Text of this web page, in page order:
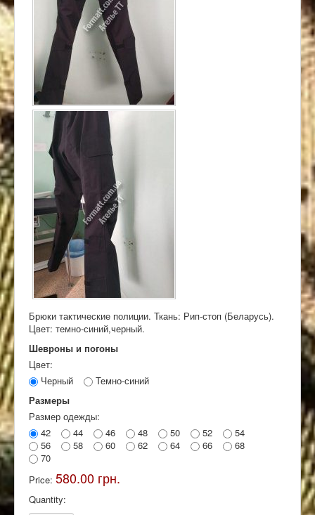
Брюки тактические полиции. Ткань: Рип-стоп (Беларусь).
Цвет: темно-синий,черный.
Шевроны и погоны
Цвет:
Черный
Темно-синий
Размеры
Размер одежды:
42
44 46 48 50 52
54
56
58 60 62 64 66
68
70
Price: 580.00 грн.
Quantity: